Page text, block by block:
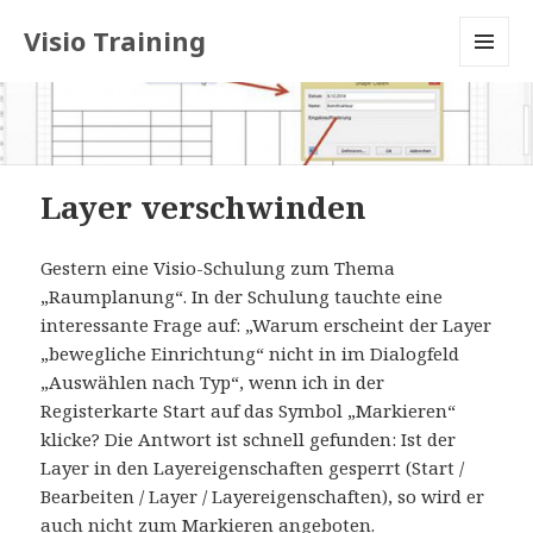
Visio Training
WIDGETS
Layer verschwinden
Gestern eine Visio-Schulung zum Thema
„Raumplanung“. In der Schulung tauchte eine
interessante Frage auf: „Warum erscheint der Layer
„bewegliche Einrichtung“ nicht in im Dialogfeld
„Auswählen nach Typ“, wenn ich in der
Registerkarte Start auf das Symbol „Markieren“
klicke? Die Antwort ist schnell gefunden: Ist der
Layer in den Layereigenschaften gesperrt (Start /
Bearbeiten / Layer / Layereigenschaften), so wird er
auch nicht zum Markieren angeboten.